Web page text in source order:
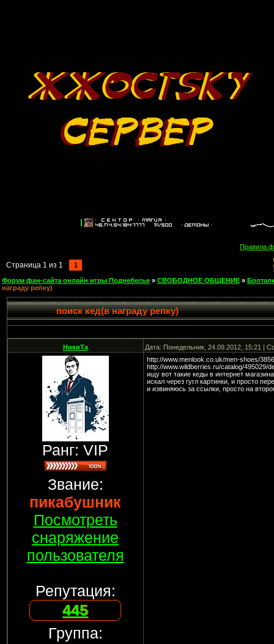
Правила
Страница 1 из 1 1
Форум фан-сайта онлайн игры Поднебесье » СВОБОДНОЕ ОБЩЕНИЕ »
награду репку)
поиск кед(в награду репку)
НикиТа Дата: Понедельник, 24.09.2012, 15:21 |
Ранг: VIP
Звание:
пикабушник
Посмотреть
снаряжение
пользователя
Репутация:
445
Группа:
http://www.menlook.co.uk/men-shoes/
http://www.wildberries.ru/catalog/495029/
ищу вот такие кеды в интернет
искал через гугл картинки, и просто
и извиняюсь за ссылки, просто на